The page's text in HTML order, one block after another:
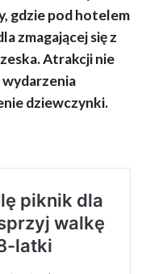
gdzie pod hotelem
zmagającej się z
Atrakcji nie
wydarzenia
dziewczynki.